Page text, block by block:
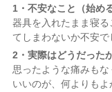
1・不安なこと（始め
器具を入れたまま寝
てしまわないか不安で
2・実際はどうだった
思ったような痛みも
いいのが、何よりも